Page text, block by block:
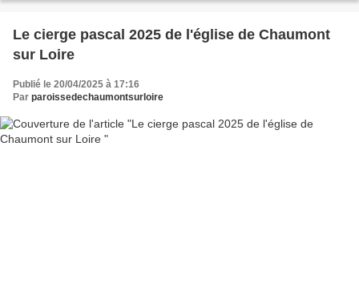
Le cierge pascal 2025 de l'église de Chaumont
sur Loire
Publié le 20/04/2025 à 17:16
Par paroissedechaumontsurloire